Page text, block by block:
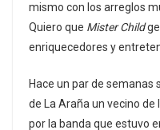
mismo con los arreglos
Quiero que Mister Child
enriquecedores y
Hace un par de semanas
de La Araña un vecino
por la banda que estuvo